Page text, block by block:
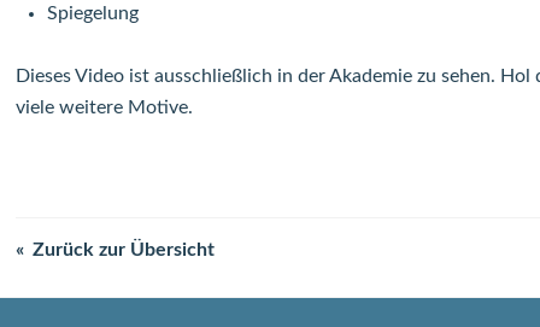
Spiegelung
Dieses Video ist ausschließlich in der Akademie zu sehen.
viele weitere Motive.
Zurück zur Übersicht